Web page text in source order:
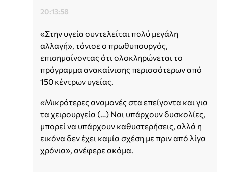
20:13:58
«Στην υγεία συντελείται πολύ μεγάλη
αλλαγή», τόνισε ο πρωθυπουργός,
επισημαίνοντας ότι ολοκληρώνεται το
πρόγραμμα ανακαίνισης περισσότερων από
150 κέντρων υγείας.
«Μικρότερες αναμονές στα επείγοντα και για
τα χειρουργεία (…) Ναι υπάρχουν δυσκολίες,
μπορεί να υπάρχουν καθυστερήσεις, αλλά η
εικόνα δεν έχει καμία σχέση με πριν από λίγα
χρόνια», ανέφερε ακόμα.